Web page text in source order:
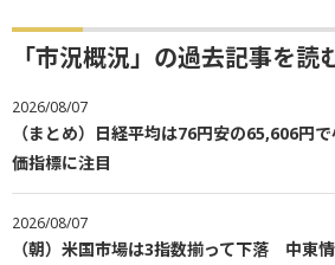
「市況概況」の過去記事を読
2026/08/07
（まとめ）日経平均は76円安の65,606円
価指標に注目
2026/08/07
（朝）米国市場は3指数揃って下落 中東